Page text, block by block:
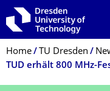
Skip to main navigation
Skip to search
Skip to content
Breadcrumb Menu
Home TU Dresden
TUD erhält 800 MHz-